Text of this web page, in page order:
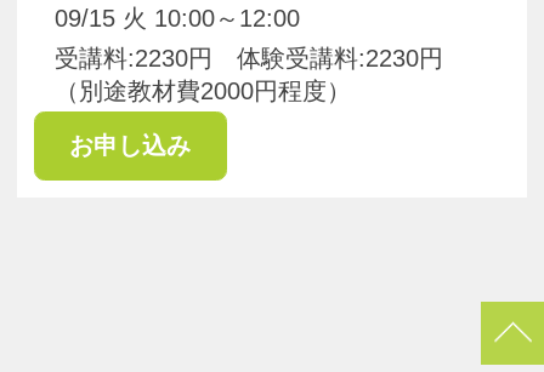
サイトマップ
Copyright(c) ACADEMY SALAENERGY
All Rights Reserved.